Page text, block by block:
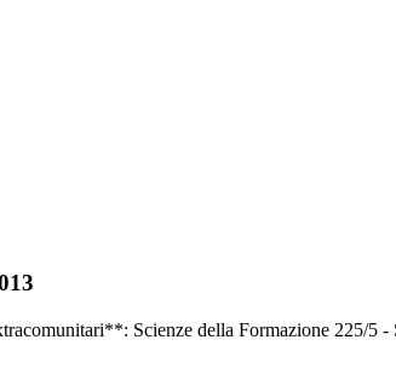
Scienze della Formazione 225/5 -